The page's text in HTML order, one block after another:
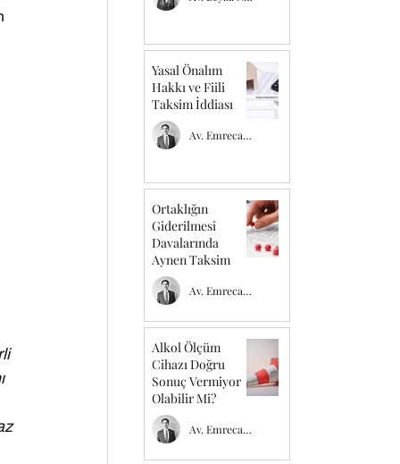
Yasal Önalım
Hakkı ve Fiili
Taksim İddiası
Av. Emrecan TEMEL
Ortaklığın
Giderilmesi
Davalarında
Aynen Taksim
Av. Emrecan TEMEL
Alkol Ölçüm
Cihazı Doğru
Sonuç Vermiyor
Olabilir Mi?
Av. Emrecan TEMEL